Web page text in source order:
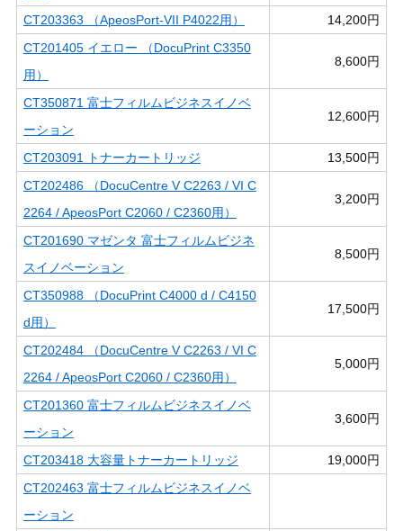
CT203363 （ApeosPort-VII P4022用）
14,200円
CT201405 イエロー （DocuPrint C3350
用）
8,600円
CT350871 富士フィルムビジネスイノベ
ーション
12,600円
CT203091 トナーカートリッジ
13,500円
CT202486 （DocuCentre V C2263 / VI C
2264 / ApeosPort C2060 / C2360用）
3,200円
CT201690 マゼンタ 富士フィルムビジネ
スイノベーション
8,500円
CT350988 （DocuPrint C4000 d / C4150
d用）
17,500円
CT202484 （DocuCentre V C2263 / VI C
2264 / ApeosPort C2060 / C2360用）
5,000円
CT201360 富士フィルムビジネスイノベ
ーション
3,600円
CT203418 大容量トナーカートリッジ
19,000円
CT202463 富士フィルムビジネスイノベ
ーション